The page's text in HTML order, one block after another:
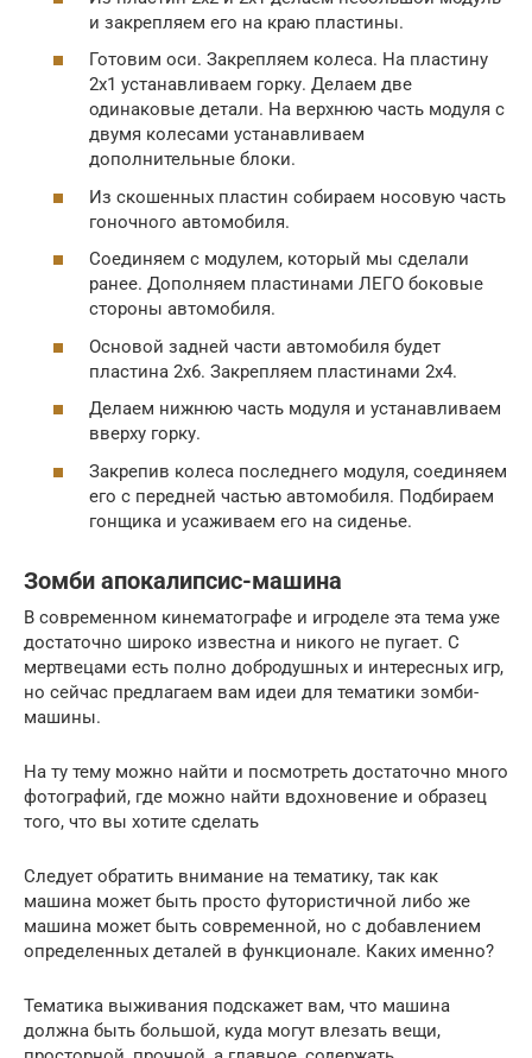
и закрепляем его на краю пластины.
Готовим оси. Закрепляем колеса. На пластину
2х1 устанавливаем горку. Делаем две
одинаковые детали. На верхнюю часть модуля с
двумя колесами устанавливаем
дополнительные блоки.
Из скошенных пластин собираем носовую часть
гоночного автомобиля.
Соединяем с модулем, который мы сделали
ранее. Дополняем пластинами ЛЕГО боковые
стороны автомобиля.
Основой задней части автомобиля будет
пластина 2х6. Закрепляем пластинами 2х4.
Делаем нижнюю часть модуля и устанавливаем
вверху горку.
Закрепив колеса последнего модуля, соединяем
его с передней частью автомобиля. Подбираем
гонщика и усаживаем его на сиденье.
Зомби апокалипсис-машина
В современном кинематографе и игроделе эта тема уже
достаточно широко известна и никого не пугает. С
мертвецами есть полно добродушных и интересных игр,
но сейчас предлагаем вам идеи для тематики зомби-
машины.
На ту тему можно найти и посмотреть достаточно много
фотографий, где можно найти вдохновение и образец
того, что вы хотите сделать
Следует обратить внимание на тематику, так как
машина может быть просто футористичной либо же
машина может быть современной, но с добавлением
определенных деталей в функционале. Каких именно?
Тематика выживания подскажет вам, что машина
должна быть большой, куда могут влезать вещи,